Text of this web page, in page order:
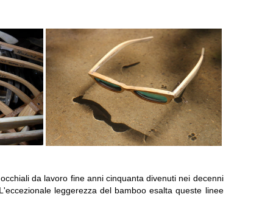
da lavoro fine anni cinquanta divenuti nei decenni
leggerezza del bamboo esalta queste linee